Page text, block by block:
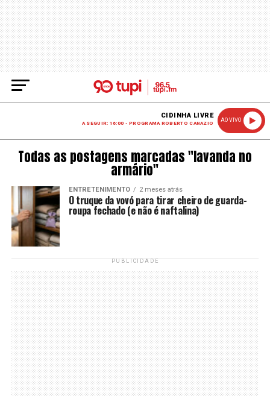
CIDINHA LIVRE
A SEGUIR: 16:00 - PROGRAMA ROBERTO CANAZIO
AO VIVO
Todas as postagens marcadas "lavanda no
armário"
ENTRETENIMENTO 2 meses atrás
O truque da vovó para tirar cheiro de guarda-
roupa fechado (e não é naftalina)
PUBLICIDADE